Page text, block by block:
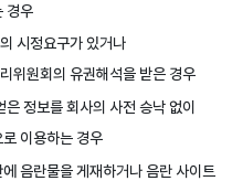
경우
시정요구가 있거나
위원회의 유권해석을 받은 경우
정보를 회사의 사전 승낙 없이
이용하는 경우
음란물을 게재하거나 음란 사이트